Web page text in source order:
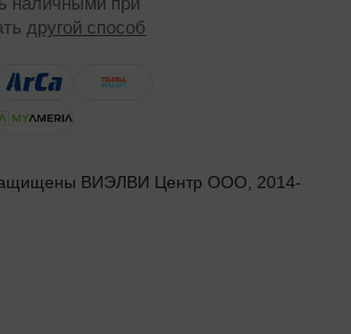
другой способ
ВИЭЛВИ Центр ООО, 2014-